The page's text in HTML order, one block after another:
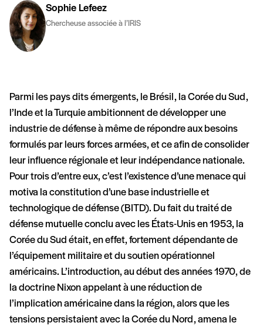
Sophie Lefeez
Chercheuse associée à l’IRIS
Parmi les pays dits émergents, le Brésil, la Corée du Sud,
l’Inde et la Turquie ambitionnent de développer une
industrie de défense à même de répondre aux besoins
formulés par leurs forces armées, et ce afin de consolider
leur influence régionale et leur indépendance nationale.
Pour trois d’entre eux, c’est l’existence d’une menace qui
motiva la constitution d’une base industrielle et
technologique de défense (BITD). Du fait du traité de
défense mutuelle conclu avec les États-Unis en 1953, la
Corée du Sud était, en effet, fortement dépendante de
l’équipement militaire et du soutien opérationnel
américains. L’introduction, au début des années 1970, de
la doctrine Nixon appelant à une réduction de
l’implication américaine dans la région, alors que les
tensions persistaient avec la Corée du Nord, amena le